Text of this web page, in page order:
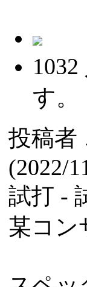
1032
す。
投稿者
(2022/
試打 -
某コン